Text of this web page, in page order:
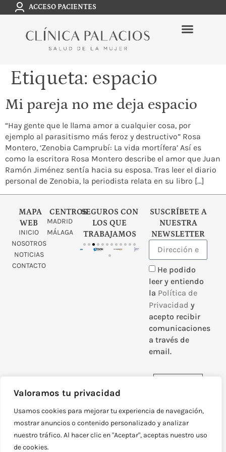
Valoramos tu privacidad
Usamos cookies para mejorar tu experiencia de navegación,
mostrar anuncios o contenido personalizado y analizar
nuestro tráfico. Al hacer clic en "Aceptar", aceptas nuestro uso
de cookies.
ACCESO PACIENTES
Etiqueta: espacio
Mi pareja no me deja espacio
“Hay gente que le llama amor a cualquier cosa, por
ejemplo al parasitismo más feroz y destructivo” Rosa
Montero, ‘Zenobia Camprubí: La vida mortífera’ Así es
como la escritora Rosa Montero describe el amor que Juan
Ramón Jiménez sentía hacia su esposa. Tras leer el diario
personal de Zenobia, la periodista relata en su libro […]
MAPA
WEB
INICIO
NOSOTROS
NOTICIAS
CONTACTO
CENTROS
MADRID
MÁLAGA
SEGUROS CON
LOS QUE
TRABAJAMOS
SUSCRÍBETE A
NUESTRA
NEWSLETTER
He podido
leer y entiendo
la Política de
Privacidad y
acepto recibir
comunicaciones
a través de
email.